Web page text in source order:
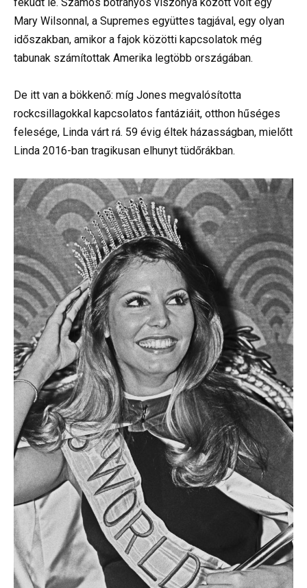
Mary Wilsonnal, a Supremes együttes tagjával, egy olyan
időszakban, amikor a fajok közötti kapcsolatok még
tabunak számítottak Amerika legtöbb országában.
De itt van a bökkenő: míg Jones megvalósította
rockcsillagokkal kapcsolatos fantáziáit, otthon hűséges
felesége, Linda várt rá. 59 évig éltek házasságban, mielőtt
Linda 2016-ban tragikusan elhunyt tüdőrákban.